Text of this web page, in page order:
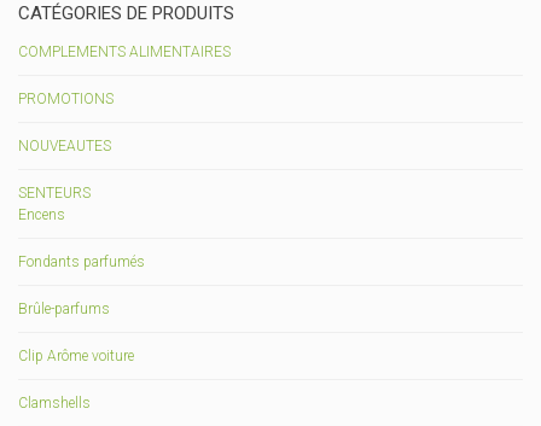
CATÉGORIES DE PRODUITS
COMPLEMENTS ALIMENTAIRES
PROMOTIONS
NOUVEAUTES
SENTEURS
Encens
Fondants parfumés
Brûle-parfums
Clip Arôme voiture
Clamshells